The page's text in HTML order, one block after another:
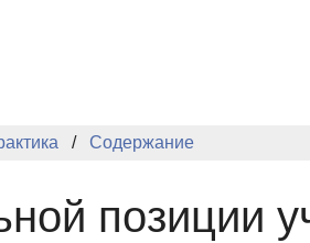
Содержание
позиции